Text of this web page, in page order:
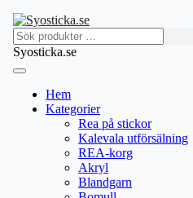
Syosticka.se
Hem
Kategorier
Rea på stickor
Kalevala utförsälning
REA-korg
Akryl
Blandgarn